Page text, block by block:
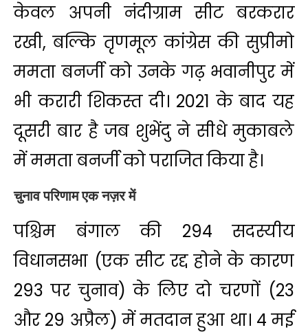
केवल अपनी नंदीग्राम सीट बरकरार
रखी, बल्कि तृणमूल कांग्रेस की सुप्रीमो
ममता बनर्जी को उनके गढ़ भवानीपुर में
भी करारी शिकस्त दी। 2021 के बाद यह
दूसरी बार है जब शुभेंदु ने सीधे मुकाबले
में ममता बनर्जी को पराजित किया है।
चुनाव परिणाम एक नज़र में
पश्चिम बंगाल की 294 सदस्यीय
विधानसभा (एक सीट रद्द होने के कारण
293 पर चुनाव) के लिए दो चरणों (23
और 29 अप्रैल) में मतदान हुआ था। 4 मई